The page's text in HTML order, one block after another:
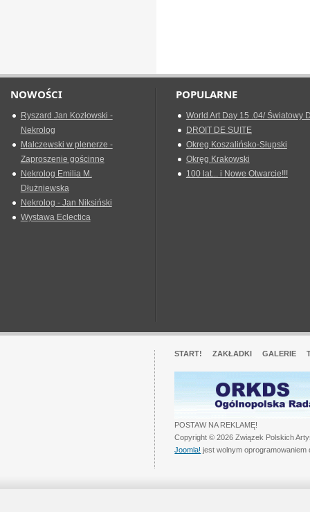
NOWOŚCI
Ryszard Jan Kozłowski -
Nekrolog
Malczewski w plenerze -
Zaproszenie gościnne
Nekrolog Emilia M.
Dłużniewska
Nekrolog - Jan Niksiński
Wystawa Eclectica
POPULARNE
World Art Day 15 .04/ Światowy
DROIT DE SUITE
Okreg Koszalińsko-Słupski
Okręg Krakowski
100 lat... i Nowe Otwarcie!!!
START! ZAKŁADKI GALERIE
POSTAW NA REKLAMĘ!
Copyright © 2026 Związek Polskich
Joomla! jest wolnym